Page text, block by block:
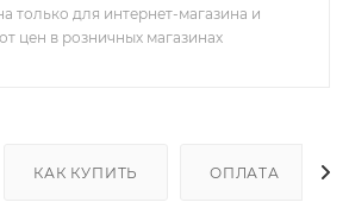
только для интернет-магазина и
цен в розничных магазинах
КАК КУПИТЬ ОПЛАТА